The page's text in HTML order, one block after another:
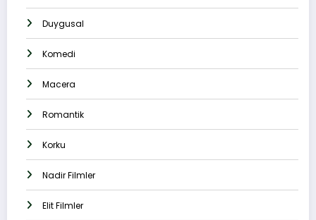
Duygusal
Komedi
Macera
Romantik
Korku
Nadir Filmler
Elit Filmler